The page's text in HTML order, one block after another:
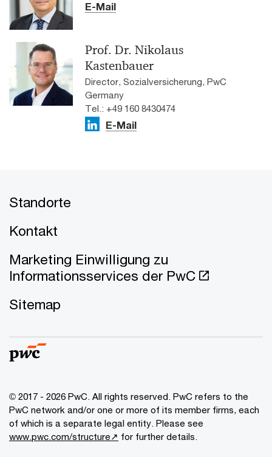
E-Mail
Prof. Dr. Nikolaus
Kastenbauer
Director, Sozialversicherung, PwC
Germany
Tel.: +49 160 8430474
E-Mail
Standorte
Kontakt
Marketing Einwilligung zu
Informationsservices der PwC
Sitemap
© 2017 - 2026 PwC. All rights reserved. PwC refers to the
PwC network and/or one or more of its member firms, each
of which is a separate legal entity. Please see
www.pwc.com/structure↗ for further details.